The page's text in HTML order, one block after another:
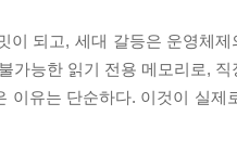
되고, 세대 갈등은 운영체
능한 읽기 전용 메모리로,
유는 단순하다. 이것이 실제